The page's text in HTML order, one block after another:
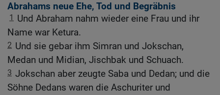
Abrahams neue Ehe, Tod und Begräbnis
1
Und Abraham nahm wieder eine Frau und ihr
Name war Ketura.
2 Und sie gebar ihm Simran und Jokschan,
Medan und Midian, Jischbak und Schuach.
3 Jokschan aber zeugte Saba und Dedan; und die
Söhne Dedans waren die Aschuriter und